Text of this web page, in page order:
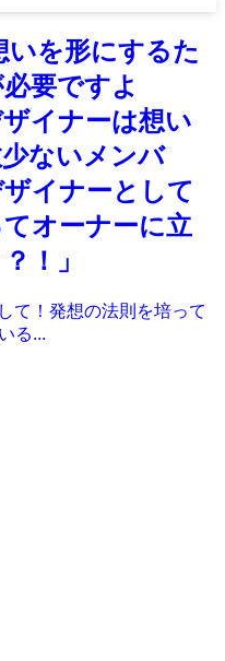
いを形にするた
要ですよ
イナーは想い
ないメンバ
イナーとして
オーナーに立
！」
て！発想の法則を培って
る...